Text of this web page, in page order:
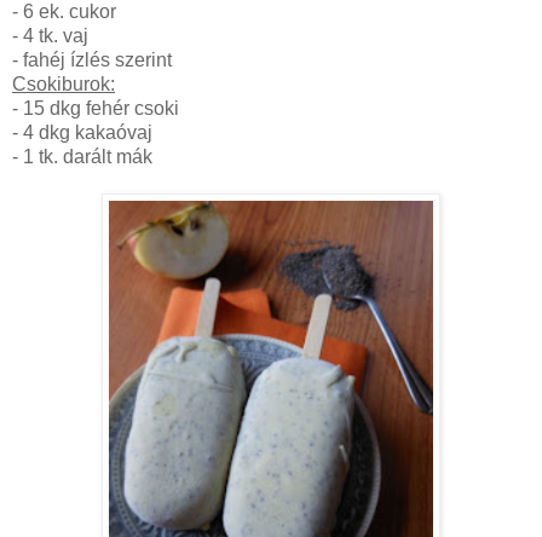
- 6 ek. cukor
- 4 tk. vaj
- fahéj ízlés szerint
Csokiburok:
- 15 dkg fehér csoki
- 4 dkg kakaóvaj
- 1 tk. darált mák